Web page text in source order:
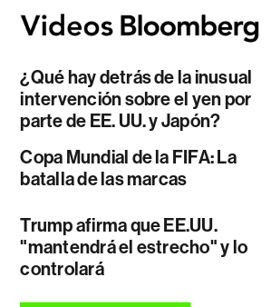
¿Qué hay detrás de la inusual
intervención sobre el yen por
parte de EE. UU. y Japón?
Copa Mundial de la FIFA: La
batalla de las marcas
Trump afirma que EE.UU.
"mantendrá el estrecho" y lo
controlará